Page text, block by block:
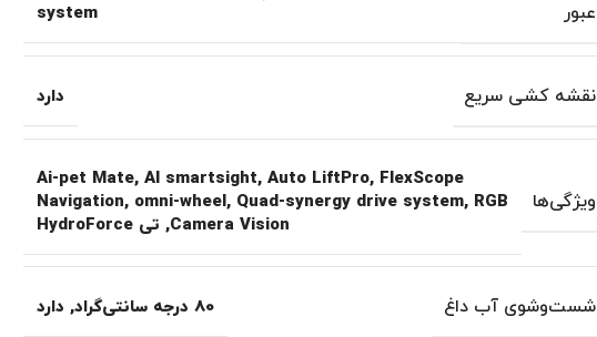
عبور
system
نقشه کشی سریع دارد
ویژگی‌ها
Ai-pet Mate, Al smartsight, Auto LiftPro, FlexScope
Navigation, omni-wheel, Quad-synergy drive system, RGB
Camera Vision
, تی HydroForce
شست‌وشوی آب داغ 80 درجه سانتی‌گراد , دارد